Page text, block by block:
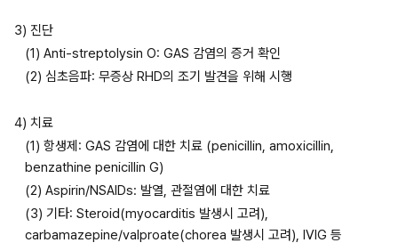
3) 진단
(1) Anti-streptolysin O: GAS 감염의 증거 확인
(2) 심초음파: 무증상 RHD의 조기 발견을 위해 시행
4) 치료
(1) 항생제: GAS 감염에 대한 치료 (penicillin, amoxicillin,
benzathine penicillin G)
(2) Aspirin/NSAIDs: 발열, 관절염에 대한 치료
(3) 기타: Steroid(myocarditis 발생시 고려),
carbamazepine/valproate(chorea 발생시 고려), IVIG 등